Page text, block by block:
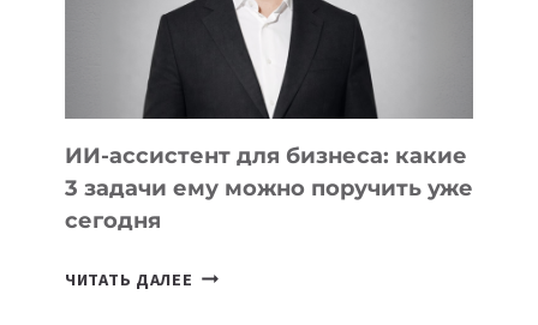
КАВКАЗА
ИИ-ассистент для бизнеса: какие
3 задачи ему можно поручить уже
сегодня
ЧИТАТЬ ДАЛЕЕ ИИ-